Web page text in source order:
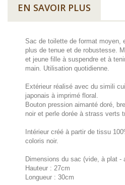
EN SAVOIR PLUS
Sac de toilette de format moyen,
plus de tenue et de robustesse.
et jeune fille à suspendre et à
main. Utilisation quotidienne.
Extérieur réalisé avec du simili
japonais à imprimé floral.
Bouton pression aimanté doré,
noir et perle dorée à strass verts
Intérieur créé à partir de tissu
coloris noir.
Dimensions du sac (vide, à plat -
Hauteur : 27cm
Longueur : 30cm